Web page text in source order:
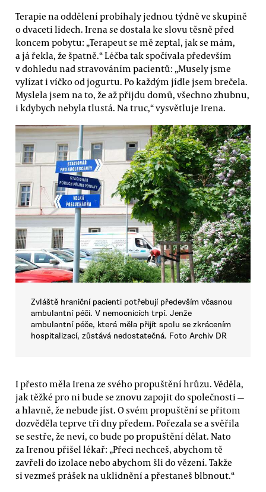
Terapie na oddělení probíhaly jednou týdně ve skupině
o dvaceti lidech. Irena se dostala ke slovu těsně před
koncem pobytu: „Terapeut se mě zeptal, jak se mám,
a já řekla, že špatně.“ Léčba tak spočívala především
v dohledu nad stravováním pacientů: „Musely jsme
vylízat i víčko od jogurtu. Po každým jídle jsem brečela.
Myslela jsem na to, že až přijdu domů, všechno zhubnu,
i kdybych nebyla tlustá. Na truc,“ vysvětluje Irena.
Zvláště hraniční pacienti potřebují především včasnou
ambulantní péči. V nemocnicích trpí. Jenže
ambulantní péče, která měla přijít spolu se zkrácením
hospitalizací, zůstává nedostatečná. Foto Archiv DR
I přesto měla Irena ze svého propuštění hrůzu. Věděla,
jak těžké pro ni bude se znovu zapojit do společnosti —
a hlavně, že nebude jíst. O svém propuštění se přitom
dozvěděla teprve tři dny předem. Pořezala se a svěřila
se sestře, že neví, co bude po propuštění dělat. Nato
za Irenou přišel lékař: „Přeci nechceš, abychom tě
zavřeli do izolace nebo abychom šli do vězení. Takže
si vezmeš prášek na uklidnění a přestaneš blbnout.“